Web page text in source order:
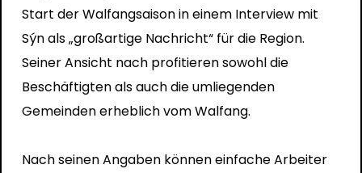
Start der Walfangsaison in einem Interview mit
Sýn als „großartige Nachricht“ für die Region.
Seiner Ansicht nach profitieren sowohl die
Beschäftigten als auch die umliegenden
Gemeinden erheblich vom Walfang.
Nach seinen Angaben können einfache Arbeiter